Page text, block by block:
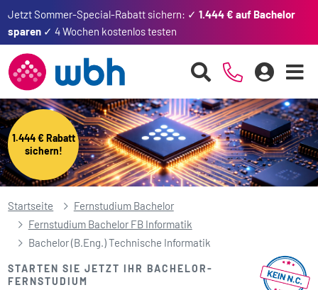
Jetzt Sommer-Special-Rabatt sichern: ✓1.444 € auf Bachelor
sparen ✓ 4 Wochen kostenlos testen
1.444 € Rabatt
sichern!
Startseite
Fernstudium Bachelor
Fernstudium Bachelor FB Informatik
Bachelor (B.Eng.) Technische Informatik
STARTEN SIE JETZT IHR BACHELOR-
FERNSTUDIUM